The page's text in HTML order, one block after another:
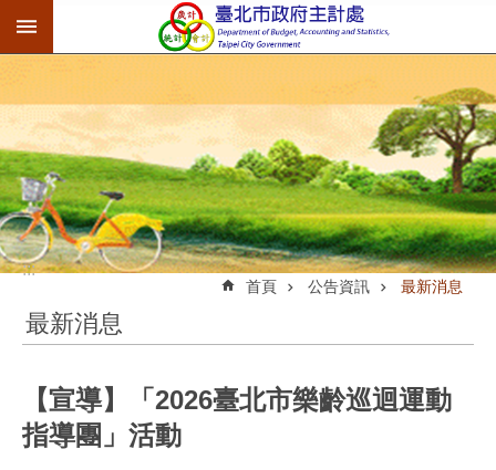
跳到主要內容區塊
:::
首頁 公告資訊 最新消息
最新消息
【宣導】「2026臺北市樂齡巡迴運動
指導團」活動